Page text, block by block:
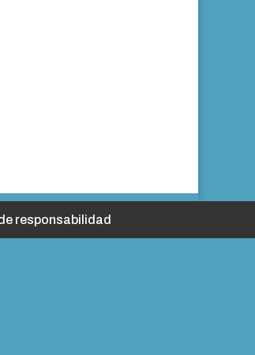
responsabilidad